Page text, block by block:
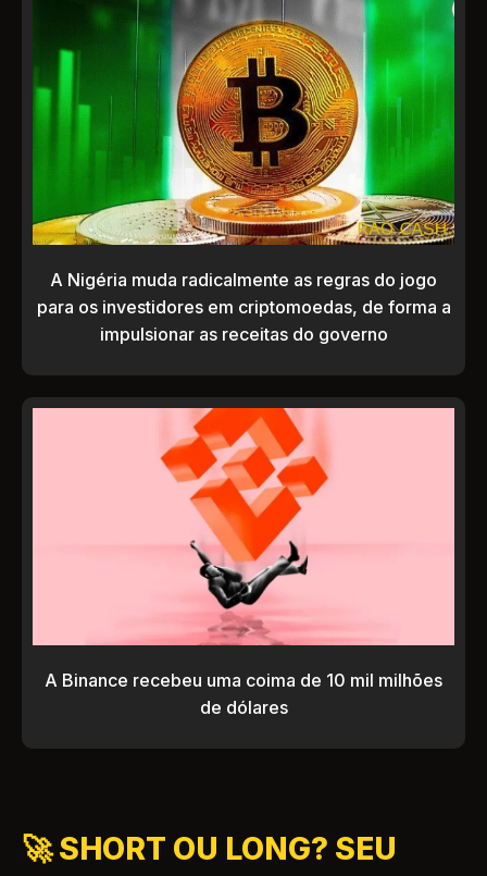
A Nigéria muda radicalmente as regras do jogo
para os investidores em criptomoedas, de forma a
impulsionar as receitas do governo
A Binance recebeu uma coima de 10 mil milhões
de dólares
🚀 SHORT OU LONG? SEU